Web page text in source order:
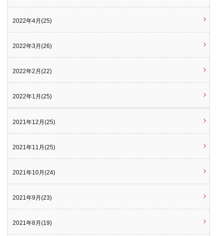
2022年4月(25)
2022年3月(26)
2022年2月(22)
2022年1月(25)
2021年12月(25)
2021年11月(25)
2021年10月(24)
2021年9月(23)
2021年8月(19)